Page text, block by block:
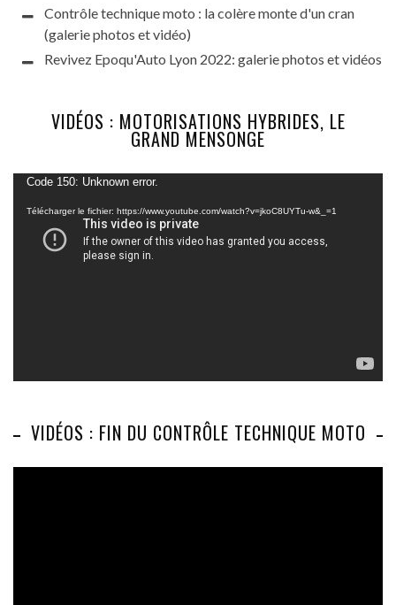
Contrôle technique moto : la colère monte d'un cran
(galerie photos et vidéo)
Revivez Epoqu'Auto Lyon 2022: galerie photos et vidéos
VIDÉOS : MOTORISATIONS HYBRIDES, LE
GRAND MENSONGE
Lecteur
vidéo
Code 150: Unknown error.
Télécharger le fichier: https://www.youtube.com/watch?v=jkoC8UYTu-w&_=1
VIDÉOS : FIN DU CONTRÔLE TECHNIQUE MOTO